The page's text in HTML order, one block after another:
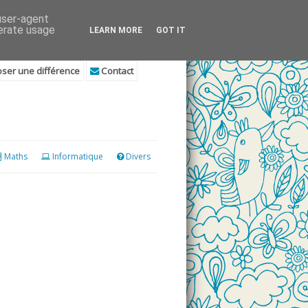
une différence Contact
Maths Informatique Divers
agent
usage
LEARN MORE GOT IT